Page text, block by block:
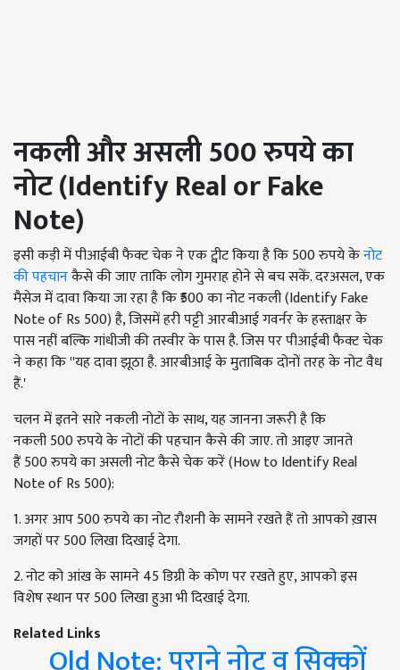
नकली और असली 500 रुपये का
नोट (Identify Real or Fake
Note)
इसी कड़ी में पीआईबी फैक्ट चेक ने एक ट्वीट किया है कि 500 ​​रुपये केनोट
की पहचानकैसे की जाए ताकि लोग गुमराह होने से बच सकें. दरअसल, एक
मैसेज में दावा किया जा रहा है कि₹500 का नोट नकली (Identify Fake
Note of Rs 500) है, जिसमें हरी पट्टी आरबीआई गवर्नर के हस्ताक्षर के
पास नहीं बल्कि गांधीजी की तस्वीर के पास है. जिस पर पीआईबी फैक्ट चेक
ने कहा कि ''यह दावा झूठा है. आरबीआई के मुताबिक दोनों तरह के नोट वैध
हैं.'
चलन में इतने सारे नकली नोटों के साथ, यह जानना जरूरी है कि
नकली500 रुपये के नोटों की पहचान कैसे की जाए. तो आइए जानते
हैं500 रुपये का असली नोट कैसे चेक करें (How to Identify Real
Note of Rs 500):
1. अगर आप500 रुपये का नोट रौशनी के सामने रखते हैं तो आपको ख़ास
जगहों पर500 लिखा दिखाई देगा.
2. नोट को आंख के सामने45 डिग्री के कोण पर रखते हुए, आपको इस
विशेष स्थान पर500 लिखा हुआ भी दिखाई देगा.
Related Links